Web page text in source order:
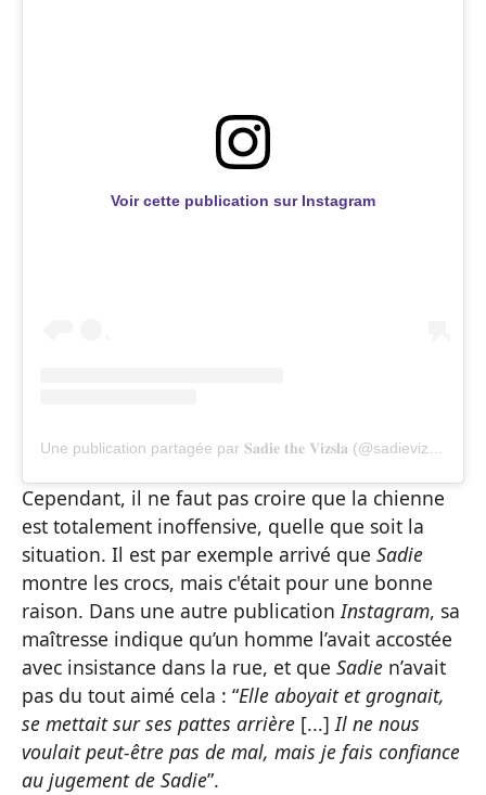
Voir cette publication sur Instagram
Cependant, il ne faut pas croire que la chienne
est totalement inoffensive, quelle que soit la
situation. Il est par exemple arrivé que Sadie
montre les crocs, mais c'était pour une bonne
raison. Dans une autre publicationInstagram, sa
maîtresse indique qu’un homme l’avait accostée
avec insistance dans la rue, et que Sadie n’avait
pas du tout aimé cela : “Elle aboyait et grognait,
se mettait sur ses pattes arrière [...]Il ne nous
voulait peut-être pas de mal, mais je fais confiance
au jugement de Sadie”.